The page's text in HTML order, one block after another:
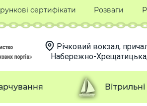
сертифікати Розваги
Річковий вокзал,
Набережно-